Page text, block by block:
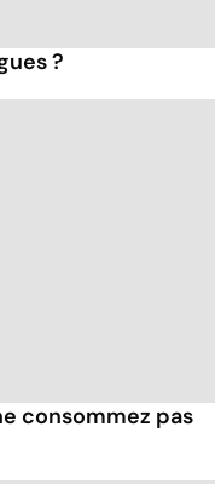
?
consommez pas